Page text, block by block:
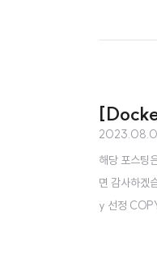
해당 포스팅
면 감사하
y 선정